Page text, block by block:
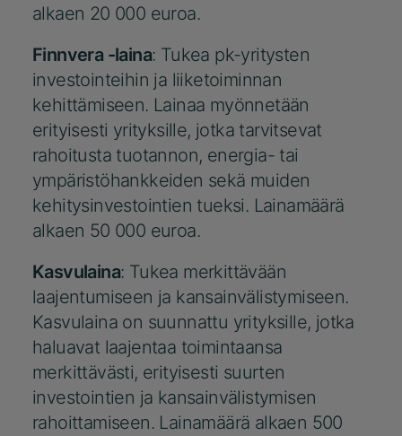
alkaen 20 000 euroa.
Finnvera -laina: Tukea pk-yritysten
investointeihin ja liiketoiminnan
kehittämiseen. Lainaa myönnetään
erityisesti yrityksille, jotka tarvitsevat
rahoitusta tuotannon, energia- tai
ympäristöhankkeiden sekä muiden
kehitysinvestointien tueksi. Lainamäärä
alkaen 50 000 euroa.
Kasvulaina: Tukea merkittävään
laajentumiseen ja kansainvälistymiseen.
Kasvulaina on suunnattu yrityksille, jotka
haluavat laajentaa toimintaansa
merkittävästi, erityisesti suurten
investointien ja kansainvälistymisen
rahoittamiseen. Lainamäärä alkaen 500